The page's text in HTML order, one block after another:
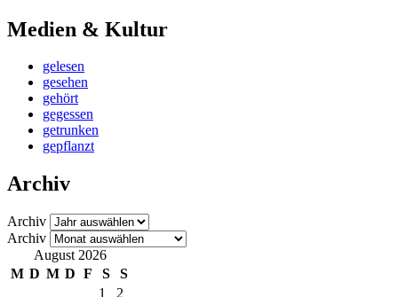
Medien & Kultur
gelesen
gesehen
gehört
gegessen
getrunken
gepflanzt
Archiv
Archiv
Archiv
August 2026
M D M D F S
S
1
2